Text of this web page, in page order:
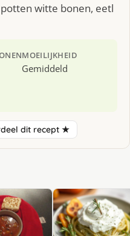
witte bonen, eetl
MOEILIJKHEID
Gemiddeld
dit recept ★